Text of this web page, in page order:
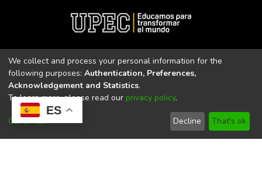
ES
Universidad Politécnica Estatal del Carchi
Universidad Politécnica Estatal del Carchi | Acreditada por el
CACES Resolución N°. 160-SE-33-CACES-2020
We collect and process your personal information for the
following purposes: Authentication, Preferences,
Acknowledgement and Statistics.
To learn more, please read our privacy policy.
Customize Decline That's ok